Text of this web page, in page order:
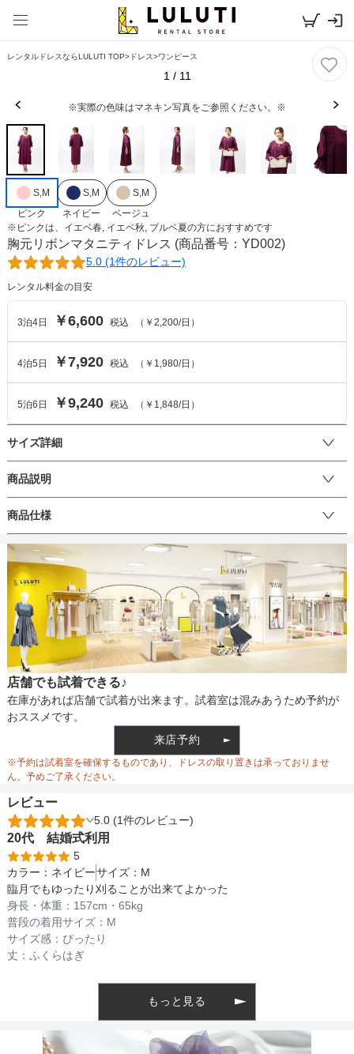
レンタルドレスならLULUTI TOP>ドレス>ワンピース
1 / 11
※実際の色味はマネキン写真をご参照ください。※
S,M
ピンク
S,M
ネイビー
S,M
ベージュ
※ ピンクは、 イエベ春, イエベ秋, ブルベ夏の方におすすめです
胸元リボンマタニティドレス (商品番号：YD002)
5.0 (1件のレビュー)
レンタル料金の目安
3泊4日 ￥6,600 税込 （ ￥2,200/日）
4泊5 日 ￥7,920 税込 （ ￥1,980/日）
5泊6 日 ￥9,240 税込 （ ￥1,848/日）
サイズ詳細
ワンピースのサイズ
サイズ (cm)
着丈 110.5
肩幅 46.5 47
そでの長さ 32 33
アームホール 42
バスト 108 110
142
ヒップ 142 146
すそまわり
商品説明
胸元のリボンが可愛らしいマタニティドレスです。ウエストの締め
付けがないので楽々着用できます♪バストのサイドには取り外し可能
なボタンが付いているので授乳ドレスとして着用も！袖のフリルと
シアー素材は可愛らしさだけではなく、大人っぽさも演出します。
結婚式をはじめ、パーティーやちょっとしたお出かけにもおすすめ
です♪
商品仕様
丈 ひざ上 ひざ下 ミモレ パンツ
生地の厚さ 薄い 厚め
裏地 あり
ウエスト調整 ベルト調整
備考
素材
仕様
店舗でも試着できる♪
在庫があれば店舗で試着が出来ます。試着室は混みあうため予約が
おススメです。
来店予約
※予約は試着室を確保するものであり、ドレスの取り置きは承っておりませ
ん。予めご了承ください。
レビュー
5.0 (1件のレビュー)
20代 結婚式利用
5
カラー： ネイビーサイズ： M
臨月でもゆったり刈ることが出来てよかった
身長・体重： 157cm・ 65kg
普段の着用サイズ： M
サイズ感： ぴったり
丈： ふくらはぎ
もっと見る